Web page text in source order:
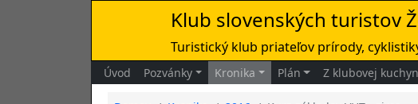
Klub slovenských turistov
Turistický klub priateľov prírody,
Úvod Pozvánky Kronika Plán Z klubovej